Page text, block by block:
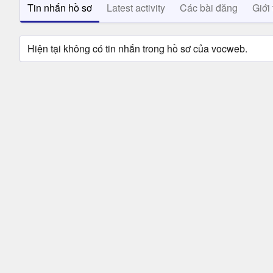
Tin nhắn hồ sơ Latest activity Các bài đăng Giới
Hiện tại không có tin nhắn trong hồ sơ của vocweb.